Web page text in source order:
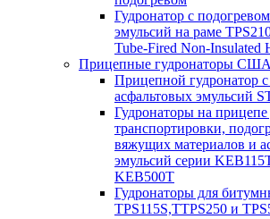
Гудронатор с
эмульсий на раме
Tube-Fired Non-Insulated
Прицепные гудронаторы США
Прицепной гудронатор
асфальтовых эмульсий
Гудронаторы на прицепе
транспортировки,
вяжущих материалов и
эмульсий серии
KEB500T
Гудронаторы для
TPS115S,TTPS250 и